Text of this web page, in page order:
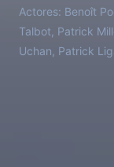
Actores: Benoît
Talbot, Patrick
Uchan, Patrick